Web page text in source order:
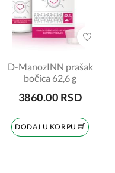
D-ManozINN prašak
bočica 62,6 g
3860.00 RSD
DODAJ U KORPU